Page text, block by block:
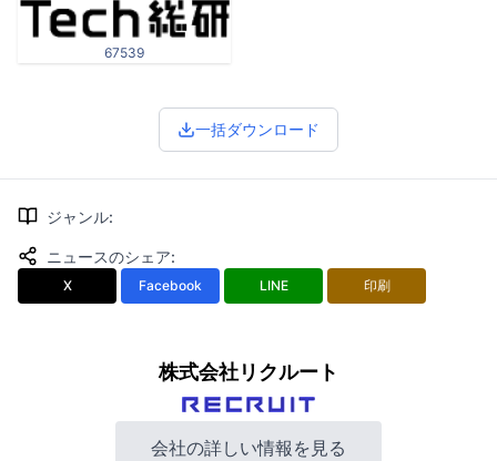
67539
一括ダウンロード
ジャンル:
ニュースのシェア:
X Facebook LINE 印刷
株式会社リクルート
会社の詳しい情報を見る